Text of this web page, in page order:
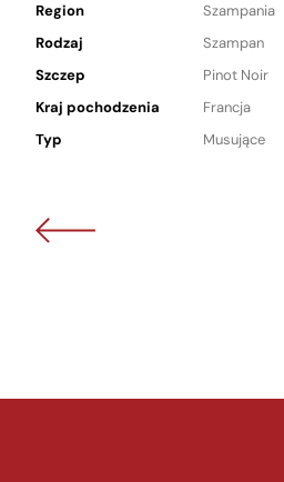
Region
Szampania
Rodzaj
Szampan
Szczep
Pinot Noir
Kraj pochodzenia
Francja
Typ
Musujące